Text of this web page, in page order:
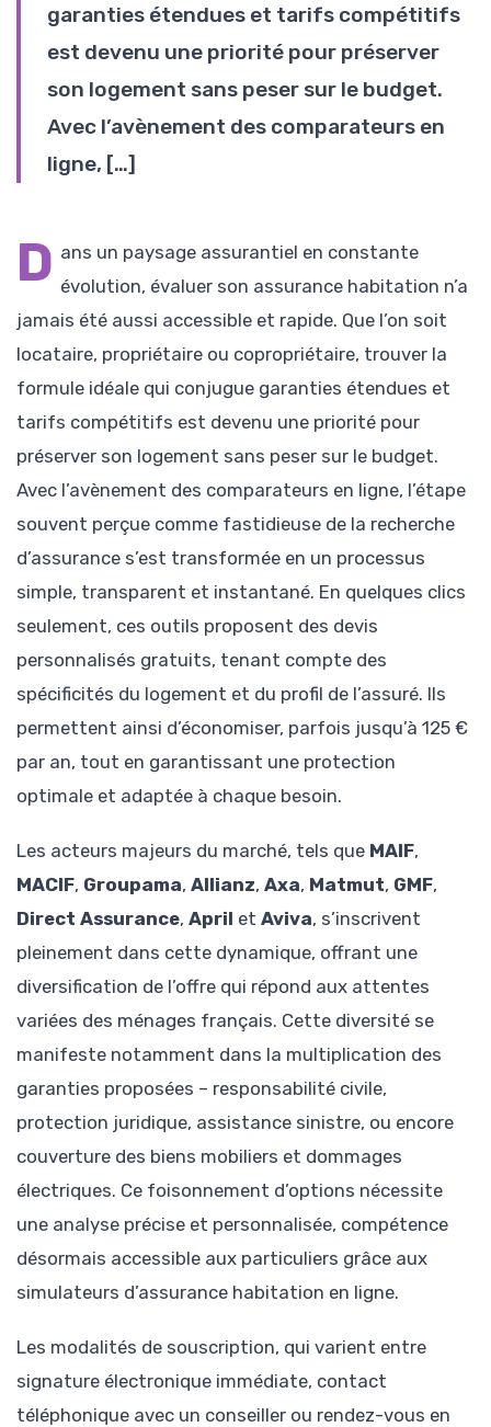
garanties étendues et tarifs compétitifs
est devenu une priorité pour préserver
son logement sans peser sur le budget.
Avec l’avènement des comparateurs en
ligne, […]
D ans un paysage assurantiel en constante
évolution, évaluer son assurance habitation n’a
jamais été aussi accessible et rapide. Que l’on soit
locataire, propriétaire ou copropriétaire, trouver la
formule idéale qui conjugue garanties étendues et
tarifs compétitifs est devenu une priorité pour
préserver son logement sans peser sur le budget.
Avec l’avènement des comparateurs en ligne, l’étape
souvent perçue comme fastidieuse de la recherche
d’assurance s’est transformée en un processus
simple, transparent et instantané. En quelques clics
seulement, ces outils proposent des devis
personnalisés gratuits, tenant compte des
spécificités du logement et du profil de l’assuré. Ils
permettent ainsi d’économiser, parfois jusqu’à 125 €
par an, tout en garantissant une protection
optimale et adaptée à chaque besoin.
Les acteurs majeurs du marché, tels que MAIF,
MACIF, Groupama, Allianz, Axa, Matmut, GMF,
Direct Assurance, April et Aviva, s’inscrivent
pleinement dans cette dynamique, offrant une
diversification de l’offre qui répond aux attentes
variées des ménages français. Cette diversité se
manifeste notamment dans la multiplication des
garanties proposées – responsabilité civile,
protection juridique, assistance sinistre, ou encore
couverture des biens mobiliers et dommages
électriques. Ce foisonnement d’options nécessite
une analyse précise et personnalisée, compétence
désormais accessible aux particuliers grâce aux
simulateurs d’assurance habitation en ligne.
Les modalités de souscription, qui varient entre
signature électronique immédiate, contact
téléphonique avec un conseiller ou rendez-vous en